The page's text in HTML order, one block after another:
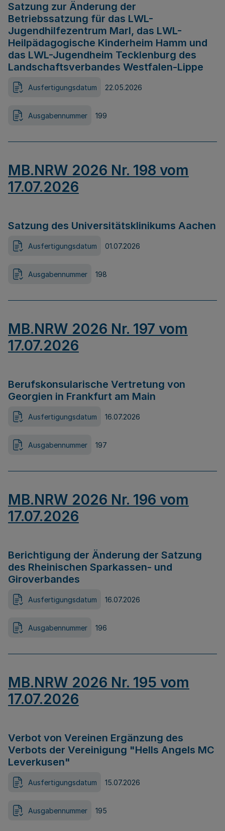
Satzung zur Änderung der
Betriebssatzung für das LWL-
Jugendhilfezentrum Marl, das LWL-
Heilpädagogische Kinderheim Hamm und
das LWL-Jugendheim Tecklenburg des
Landschaftsverbandes Westfalen-Lippe
Ausfertigungsdatum 22.05.2026
Ausgabennummer 199
MB.NRW 2026 Nr. 198 vom
17.07.2026
Satzung des Universitätsklinikums Aachen
Ausfertigungsdatum 01.07.2026
Ausgabennummer 198
MB.NRW 2026 Nr. 197 vom
17.07.2026
Berufskonsularische Vertretung von
Georgien in Frankfurt am Main
Ausfertigungsdatum 16.07.2026
Ausgabennummer 197
MB.NRW 2026 Nr. 196 vom
17.07.2026
Berichtigung der Änderung der Satzung
des Rheinischen Sparkassen- und
Giroverbandes
Ausfertigungsdatum 16.07.2026
Ausgabennummer 196
MB.NRW 2026 Nr. 195 vom
17.07.2026
Verbot von Vereinen Ergänzung des
Verbots der Vereinigung "Hells Angels MC
Leverkusen"
Ausfertigungsdatum 15.07.2026
Ausgabennummer 195